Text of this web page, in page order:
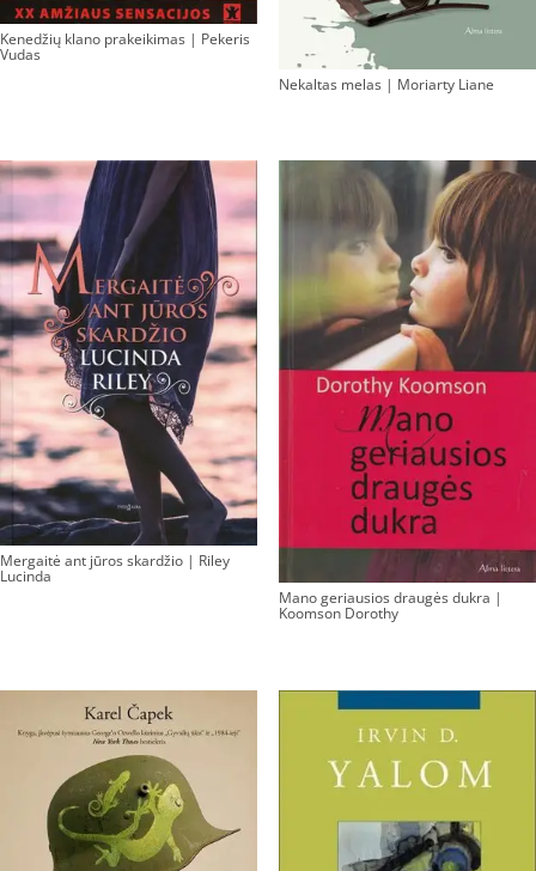
Kenedžių klano prakeikimas | Pekeris
Vudas
Nekaltas melas | Moriarty Liane
Mergaitė ant jūros skardžio | Riley
Lucinda
Mano geriausios draugės dukra |
Koomson Dorothy